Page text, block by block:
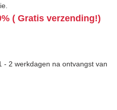
( Gratis verzending!)
- 2 werkdagen na ontvangst van